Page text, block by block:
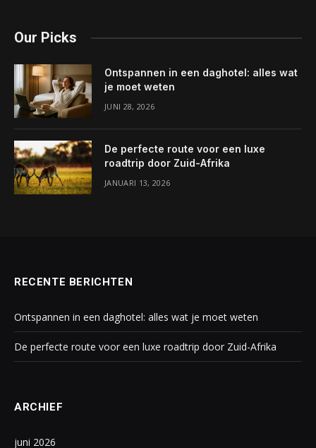
Our Picks
Ontspannen in een daghotel: alles wat
je moet weten
JUNI 28, 2026
De perfecte route voor een luxe
roadtrip door Zuid-Afrika
JANUARI 13, 2026
RECENTE BERICHTEN
Ontspannen in een daghotel: alles wat je moet weten
De perfecte route voor een luxe roadtrip door Zuid-Afrika
ARCHIEF
juni 2026